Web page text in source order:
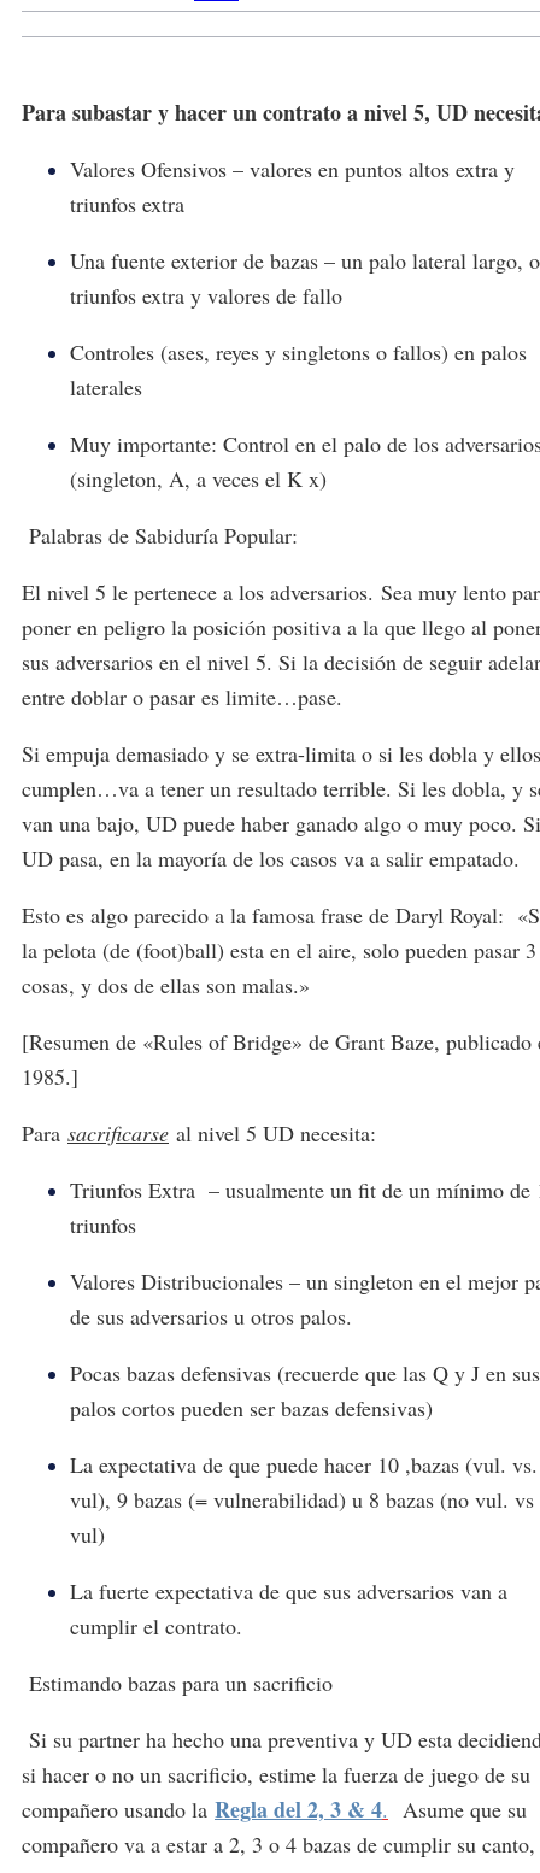
Para subastar y hacer un contrato a nivel 5, UD
Valores Ofensivos – valores en puntos altos extra y
triunfos extra
Una fuente exterior de bazas – un palo lateral largo, o
triunfos extra y valores de fallo
Controles (ases, reyes y singletons o fallos) en palos
laterales
Muy importante: Control en el palo de los
(singleton, A, a veces el K x)
Palabras de Sabiduría Popular:
El nivel 5 le pertenece a los adversarios. Sea muy lento
poner en peligro la posición positiva a la que llego al
sus adversarios en el nivel 5. Si la decisión de seguir
entre doblar o pasar es limite…pase.
Si empuja demasiado y se extra-limita o si les dobla y ellos
cumplen…va a tener un resultado terrible. Si les dobla, y
van una bajo, UD puede haber ganado algo o muy poco. Si
UD pasa, en la mayoría de los casos va a salir empatado.
Esto es algo parecido a la famosa frase de Daryl Royal:
la pelota (de (foot)ball) esta en el aire, solo pueden pasar 3
cosas, y dos de ellas son malas.»
[Resumen de «Rules of Bridge» de Grant Baze, publicado
1985.]
Para sacrificarse al nivel 5 UD necesita:
Triunfos Extra – usualmente un fit de un mínimo de
triunfos
Valores Distribucionales – un singleton en el mejor
de sus adversarios u otros palos.
Pocas bazas defensivas (recuerde que las Q y J en sus
palos cortos pueden ser bazas defensivas)
La expectativa de que puede hacer 10 ,bazas (vul.
vul), 9 bazas (= vulnerabilidad) u 8 bazas (no vul. vs
vul)
La fuerte expectativa de que sus adversarios van a
cumplir el contrato.
Estimando bazas para un sacrificio
Si su partner ha hecho una preventiva y UD esta
si hacer o no un sacrificio, estime la fuerza de juego de su
compañero usando la Regla del 2, 3 & 4. Asume que su
compañero va a estar a 2, 3 o 4 bazas de cumplir su